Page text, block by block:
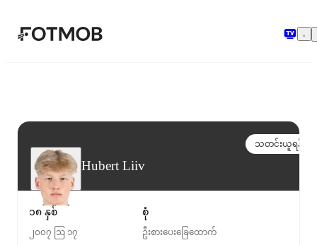
အဓိကအကြောင်းအရာသို့ ကျော်သွားရန်
Hubert Liiv
သတင်းယူရန်
၁၈ နှစ်
၂၀၀၇ ဩ ၁၇
စုံ
ဦးစားပေးခြေထောက်